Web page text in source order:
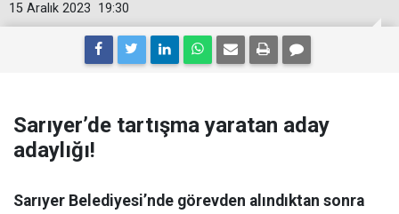
19:30
15 Aralık 2023
Sarıyer’de tartışma yaratan aday
adaylığı!
Sarıyer Belediyesi’nde görevden alındıktan sonra